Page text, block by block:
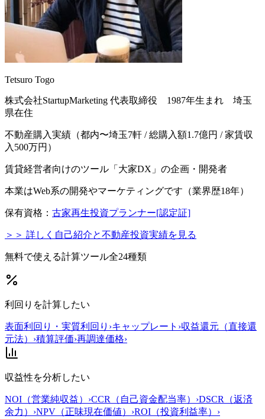
Tetsuro Togo
株式会社StartupMarketing 代表取締役 1987年生まれ 埼玉
県在住
不動産購入実績（都内〜埼玉7軒 / 総購入額1.7億円 / 家賃収
入500万円）
賃貸経営者向けのツール「大家DX」の企画・開発者
本業はWeb系の開発やマーケティングです（業界歴18年）
保有資格： 古家再生投資プランナー[認定証]
＞＞ 詳しく自己紹介と不動産投資実績を見る
無料で使える計算ツール全24種類
利回りを計算したい
表面利回り・実質利回り ›キャップレート ›収益還元（直接還
元法） ›積算評価›再調達価格›
収益性を分析したい
NOI（営業純収益） ›CCR（自己資金配当率） ›DSCR（返済
余力） ›NPV（正味現在価値） ›ROI（投資利益率） ›